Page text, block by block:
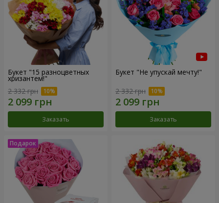
Букет "15 разноцветных
хризантем!"
2 332 грн
Заказать
Букет "Не упускай мечту!"
2 332 грн
Заказать